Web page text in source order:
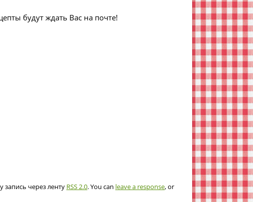
будут ждать Вас на почте!
запись через ленту RSS 2.0. You can leave a response, or